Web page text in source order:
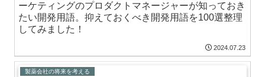
ーケティングのプロダクトマネージャーが知っておき
たい開発用語。抑えておくべき開発用語を100選整理
してみました！
2024.07.23
製薬会社の将来を考える